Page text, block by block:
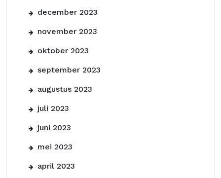
december 2023
november 2023
oktober 2023
september 2023
augustus 2023
juli 2023
juni 2023
mei 2023
april 2023